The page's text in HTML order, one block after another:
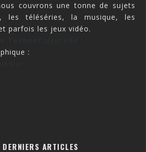
couvrons une tonne de sujets
les téléséries, la musique, les
parfois les jeux vidéo.
:
DERNIERS ARTICLES